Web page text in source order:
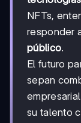
NFTs,
responder
público.
El futuro
sepan
su talento